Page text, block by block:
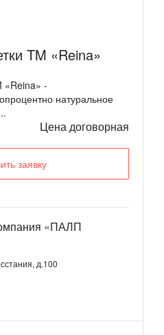
TM «Reina»
«Reina» -
натуральное
Цена договорная
заявку
«ПАЛП
д.100